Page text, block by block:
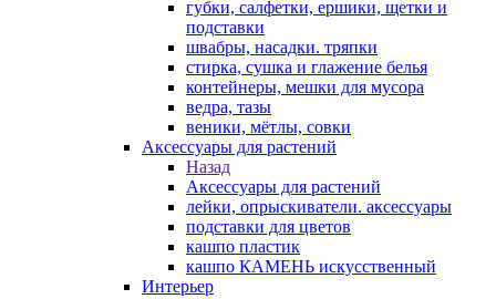
губки, салфетки, ершики, щетки и
подставки
швабры, насадки. тряпки
стирка, сушка и глажение белья
контейнеры, мешки для мусора
ведра, тазы
веники, мётлы, совки
Аксессуары для растений
Назад
Аксессуары для растений
лейки, опрыскиватели. аксессуары
подставки для цветов
кашпо пластик
кашпо КАМЕНЬ искусственный
Интерьер